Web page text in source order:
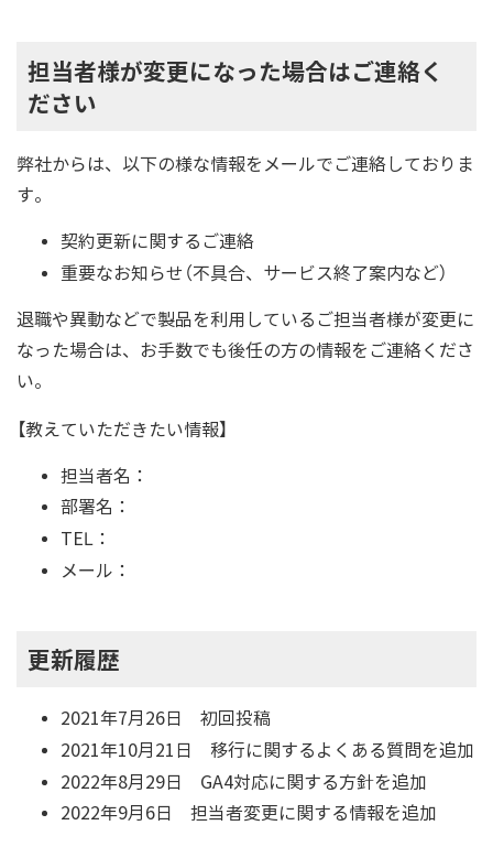
担当者様が変更になった場合はご連絡く
ださい
弊社からは、以下の様な情報をメールでご連絡しておりま
す。
契約更新に関するご連絡
重要なお知らせ（不具合、サービス終了案内など）
退職や異動などで製品を利用しているご担当者様が変更に
なった場合は、お手数でも後任の方の情報をご連絡くださ
い。
【教えていただきたい情報】
担当者名：
部署名：
TEL：
メール：
更新履歴
2021年7月26日 初回投稿
2021年10月21日 移行に関するよくある質問を追加
2022年8月29日 GA4対応に関する方針を追加
2022年9月6日 担当者変更に関する情報を追加